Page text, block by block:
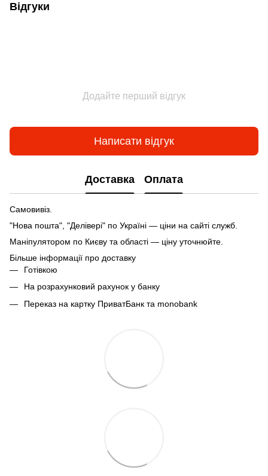
Відгуки
Додайте перший відгук
Написати відгук
Доставка Оплата
Самовивіз.
"Нова пошта", "Делівері" по Україні — ціни на сайті служб.
Маніпулятором по Києву та області — ціну уточнюйте.
Більше інформації про доставку
Готівкою
На розрахунковий рахунок у банку
Переказ на картку ПриватБанк та monobank